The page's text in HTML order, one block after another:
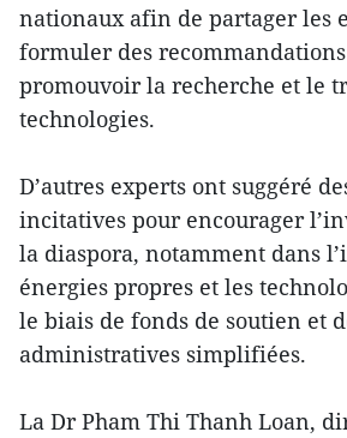
nationaux afin de partager les
formuler des
promouvoir la recherche et le
technologies.
D’autres experts ont suggéré
incitatives pour encourager
la diaspora, notamment dans
énergies propres et les
le biais de fonds de soutien et
administratives simplifiées.
La Dr Pham Thi Thanh Loan,